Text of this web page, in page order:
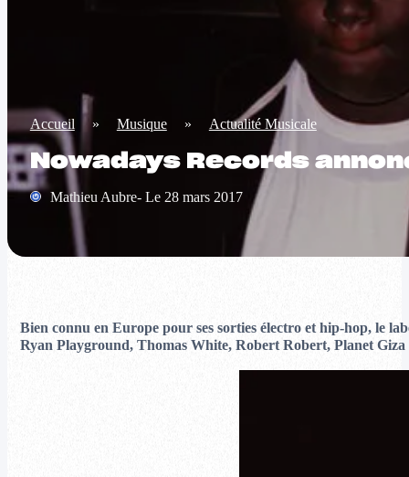
Accueil » Musique » Actualité Musicale
Nowadays Records
Mathieu Aubre- Le 28 mars 2017
Bien connu en Europe pour ses sorties électro et hip-hop, le
Ryan Playground, Thomas White, Robert Robert, Planet Giza